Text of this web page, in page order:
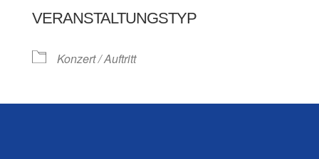
VERANSTALTUNGSTYP
Konzert / Auftritt